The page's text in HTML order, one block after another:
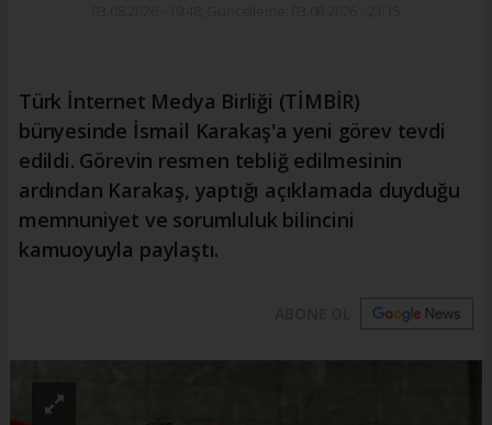
Türk İnternet Medya Birliği (TİMBİR)
bünyesinde İsmail Karakaş'a yeni görev tevdi
edildi. Görevin resmen tebliğ edilmesinin
ardından Karakaş, yaptığı açıklamada duyduğu
memnuniyet ve sorumluluk bilincini
kamuoyuyla paylaştı.